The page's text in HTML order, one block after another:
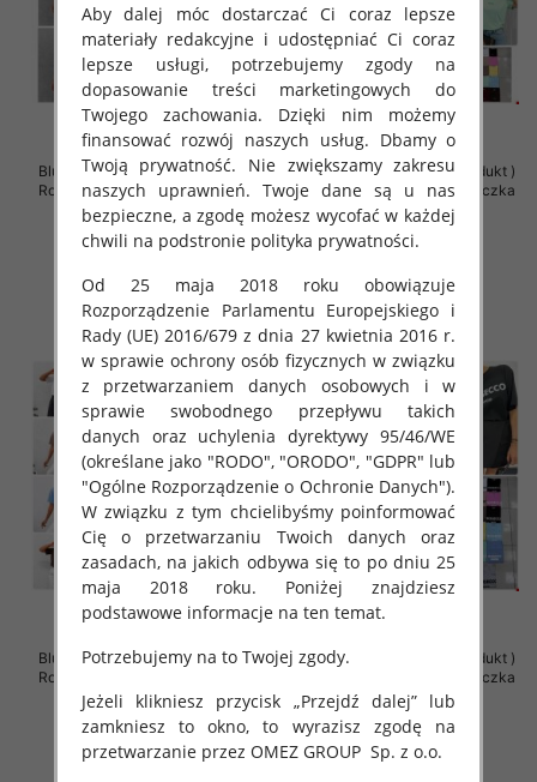
Bluzki damskie (Polska produkt )
Roz Standard , Mix Kolor Paczka
5 szt
38.00 zł
Bluzki damskie (Polska produkt )
Roz Standard , Mix Kolor Paczka
5 szt
36.00 zł
Bluzki damskie (Polska produkt )
Roz Standard , Mix Kolor Paczka
5 szt
36.00 zł
szczegóły
Bluzki damskie (Polska produkt )
Roz Standard , Mix Kolor Paczka
5 szt
36.00 zł
szczegóły
Aby dalej móc dostarczać Ci coraz lepsze
materiały redakcyjne i udostępniać Ci coraz
lepsze usługi, potrzebujemy zgody na
dopasowanie treści marketingowych do
Twojego zachowania. Dzięki nim możemy
finansować rozwój naszych usług. Dbamy o
Twoją prywatność. Nie zwiększamy zakresu
naszych uprawnień. Twoje dane są u nas
bezpieczne, a zgodę możesz wycofać w każdej
chwili na podstronie polityka prywatności.
Od 25 maja 2018 roku obowiązuje
Rozporządzenie Parlamentu Europejskiego i
Rady (UE) 2016/679 z dnia 27 kwietnia 2016 r.
w sprawie ochrony osób fizycznych w związku
z przetwarzaniem danych osobowych i w
sprawie swobodnego przepływu takich
danych oraz uchylenia dyrektywy 95/46/WE
(określane jako "RODO", "ORODO", "GDPR" lub
"Ogólne Rozporządzenie o Ochronie Danych").
W związku z tym chcielibyśmy poinformować
Cię o przetwarzaniu Twoich danych oraz
zasadach, na jakich odbywa się to po dniu 25
maja 2018 roku. Poniżej znajdziesz
podstawowe informacje na ten temat.
Potrzebujemy na to Twojej zgody.
Jeżeli klikniesz przycisk „Przejdź dalej” lub
zamkniesz to okno, to wyrazisz zgodę na
przetwarzanie przez OMEZ GROUP Sp. z o.o.